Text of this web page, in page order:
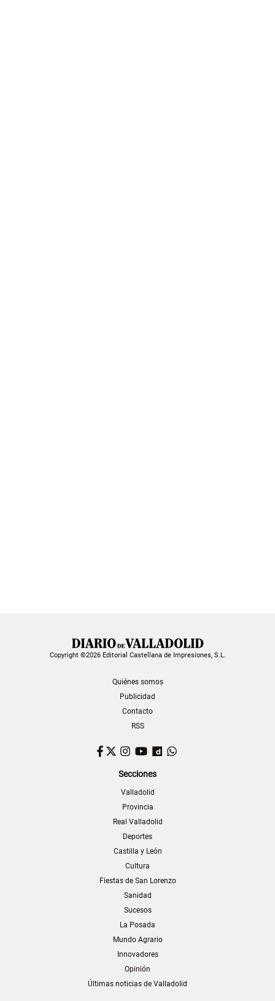
Copyright ©2026 Editorial Castellana de Impresiones, S.L.
Quiénes somos
Publicidad
Contacto
RSS
Facebook
TwitterInstagram
YouTubeDailymotion
Secciones
Valladolid
Provincia
Real Valladolid
Deportes
Castilla y León
Cultura
Fiestas de San Lorenzo
Sanidad
Sucesos
La Posada
Mundo Agrario
Innovadores
Opinión
Últimas noticias de Valladolid